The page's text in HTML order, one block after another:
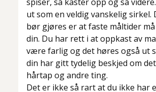
ut som en veldig vanskelig sirkel.
bør gjøres er at faste måltider
din. Du har rett i at oppkast av
være farlig og det høres også ut
din har gitt tydelig beskjed om
hårtap og andre ting.
Det er ikke så rart at du ikke har